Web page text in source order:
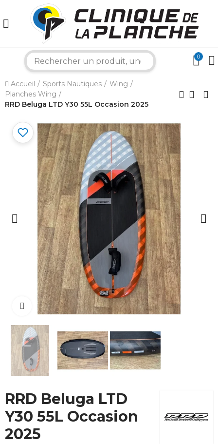
0
Accueil Sports Nautiques
Wing
Planches Wing
RRD Beluga LTD Y30 55L Occasion 2025
Cliquez pour agrandir
RRD Beluga LTD
Y30 55L Occasion
2025
×
Bonjour ! Je suis votre expert nautique.
Comment puis-je vous aider aujourd'hui ?